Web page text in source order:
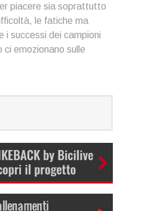
piacere sia soprattutto
le fatiche ma
i successi dei campioni
ci emozionano sulle